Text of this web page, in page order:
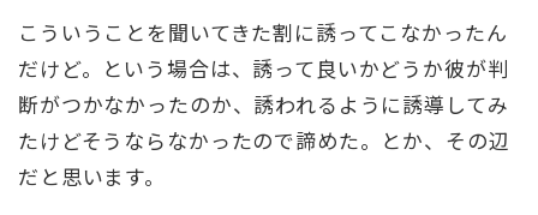
こういうことを聞いてきた割に誘ってこなかったん
だけど。という場合は、誘って良いかどうか彼が判
断がつかなかったのか、誘われるように誘導してみ
たけどそうならなかったので諦めた。とか、その辺
だと思います。